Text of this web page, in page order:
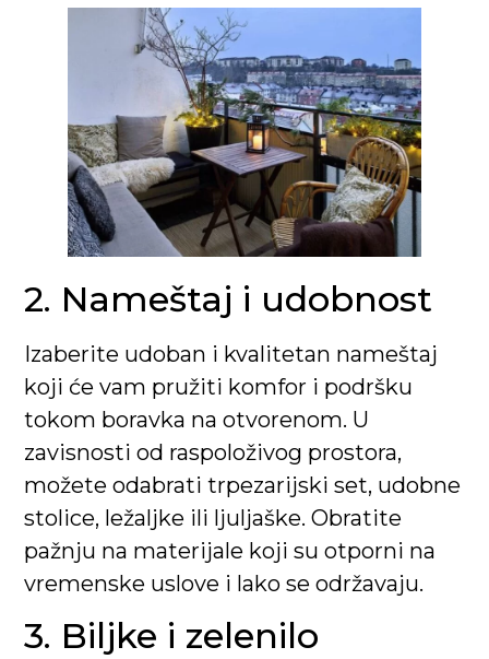
2. Nameštaj i udobnost
Izaberite udoban i kvalitetan nameštaj
koji će vam pružiti komfor i podršku
tokom boravka na otvorenom. U
zavisnosti od raspoloživog prostora,
možete odabrati trpezarijski set, udobne
stolice, ležaljke ili ljuljaške. Obratite
pažnju na materijale koji su otporni na
vremenske uslove i lako se održavaju.
3. Biljke i zelenilo